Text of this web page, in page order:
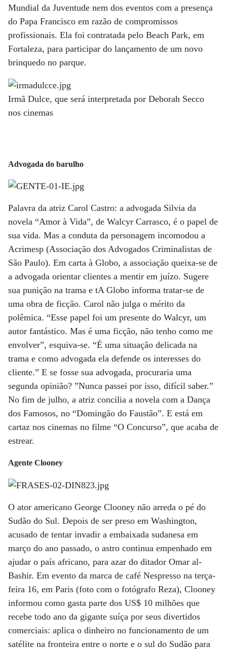
Mundial da Juventude nem dos eventos com a presença
do Papa Francisco em razão de compromissos
profissionais. Ela foi contratada pelo Beach Park, em
Fortaleza, para participar do lançamento de um novo
brinquedo no parque.
Irmã Dulce, que será interpretada por Deborah Secco
nos cinemas
Advogada do barulho
Palavra da atriz Carol Castro: a advogada Silvia da
novela “Amor à Vida”, de Walcyr Carrasco, é o papel de
sua vida. Mas a conduta da personagem incomodou a
Acrimesp (Associação dos Advogados Criminalistas de
São Paulo). Em carta à Globo, a associação queixa-se de
a advogada orientar clientes a mentir em juízo. Sugere
sua punição na trama e tA Globo informa tratar-se de
uma obra de ficção. Carol não julga o mérito da
polêmica. “Esse papel foi um presente do Walcyr, um
autor fantástico. Mas é uma ficção, não tenho como me
envolver”, esquiva-se. “É uma situação delicada na
trama e como advogada ela defende os interesses do
cliente.” E se fosse sua advogada, procuraria uma
segunda opinião? ”Nunca passei por isso, difícil saber.”
No fim de julho, a atriz concilia a novela com a Dança
dos Famosos, no “Domingão do Faustão”. E está em
cartaz nos cinemas no filme “O Concurso”, que acaba de
estrear.
Agente Clooney
O ator americano George Clooney não arreda o pé do
Sudão do Sul. Depois de ser preso em Washington,
acusado de tentar invadir a embaixada sudanesa em
março do ano passado, o astro continua empenhado em
ajudar o país africano, para azar do ditador Omar al-
Bashir. Em evento da marca de café Nespresso na terça-
feira 16, em Paris (foto com o fotógrafo Reza), Clooney
informou como gasta parte dos US$ 10 milhões que
recebe todo ano da gigante suíça por seus divertidos
comerciais: aplica o dinheiro no funcionamento de um
satélite na fronteira entre o norte e o sul do Sudão para